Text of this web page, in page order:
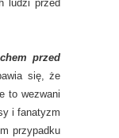
ludzi przed
przed
się, że
to wezwani
i fanatyzm
przypadku